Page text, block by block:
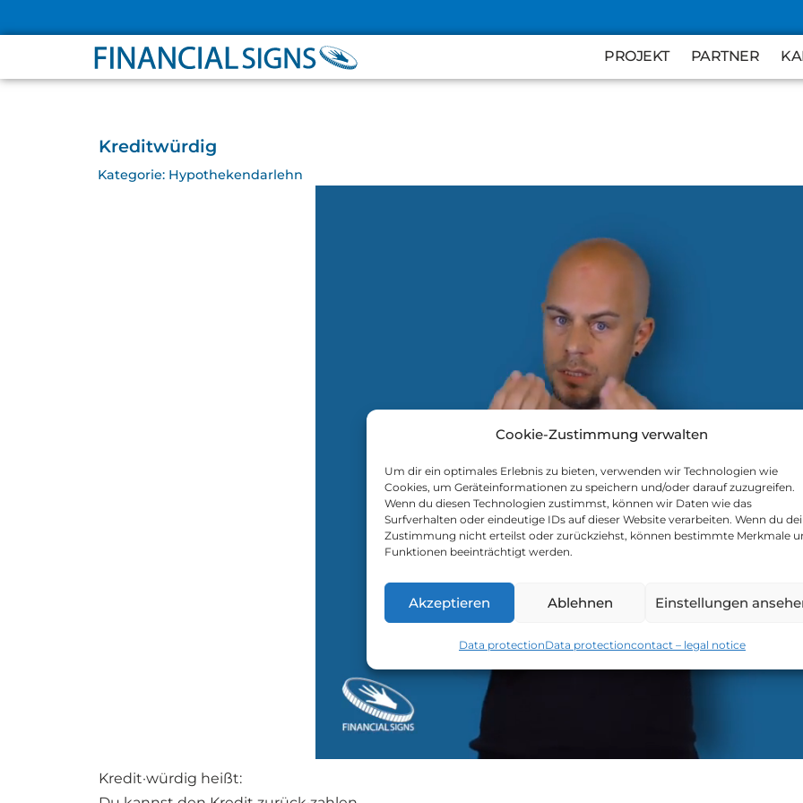
Cookie-Zustimmung verwalten
Um dir ein optimales Erlebnis zu bieten, verwenden wir Technologien wie
Cookies, um Geräteinformationen zu speichern und/oder darauf zuzugreifen.
Wenn du diesen Technologien zustimmst, können wir Daten wie das
Surfverhalten oder eindeutige IDs auf dieser Website verarbeiten. Wenn du
Zustimmung nicht erteilst oder zurückziehst, können bestimmte Merkmale
Funktionen beeinträchtigt werden.
Akzeptieren Ablehnen Einstellungen
Data protectionData protectioncontact – legal notice
PROJEKT PARTNER
PROJEKT PARTNER
Kreditwürdig
Kategorie: Hypothekendarlehn
Kredit·würdig heißt: